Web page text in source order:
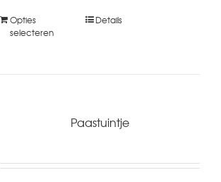
Opties
selecteren
Details
Paastuintje